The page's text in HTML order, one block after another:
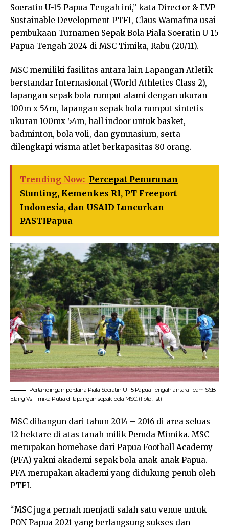
Soeratin U-15 Papua Tengah ini,” kata Director & EVP
Sustainable Development PTFI, Claus Wamafma usai
pembukaan Turnamen Sepak Bola Piala Soeratin U-15
Papua Tengah 2024 di MSC Timika, Rabu (20/11).
MSC memiliki fasilitas antara lain Lapangan Atletik
berstandar Internasional (World Athletics Class 2),
lapangan sepak bola rumput alami dengan ukuran
100m x 54m, lapangan sepak bola rumput sintetis
ukuran 100mx 54m, hall indoor untuk basket,
badminton, bola voli, dan gymnasium, serta
dilengkapi wisma atlet berkapasitas 80 orang.
Trending Now: Percepat Penurunan
Stunting, Kemenkes RI, PT Freeport
Indonesia, dan USAID Luncurkan
PASTIPapua
Pertandingan perdana Piala Soeratin U-15 Papua Tengah antara Team SSB
Elang Vs Timika Putra di lapangan sepak bola MSC. (Foto : Ist)
MSC dibangun dari tahun 2014 – 2016 di area seluas
12 hektare di atas tanah milik Pemda Mimika. MSC
merupakan homebase dari Papua Football Academy
(PFA) yakni akademi sepak bola anak-anak Papua.
PFA merupakan akademi yang didukung penuh oleh
PTFI.
“MSC juga pernah menjadi salah satu venue untuk
PON Papua 2021 yang berlangsung sukses dan